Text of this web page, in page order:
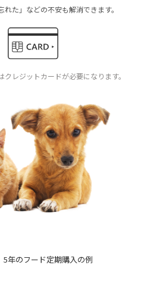
れた」などの不安も解消できます。
レジットカードが必要になります。
5年のフード定期購入の例